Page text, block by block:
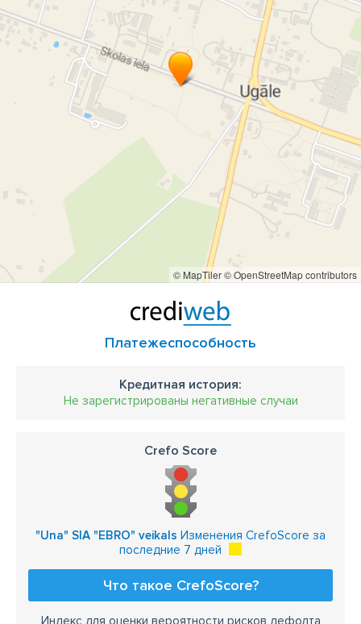
© MapTiler© OpenStreetMap contributors
Платежеспособность
Кредитная история:
Не зарегистрированы негативные случаи
Crefo Score
"Una" SIA "EBRO" veikals Изменения CrefoScore за
последние 7 дней
Что такое CrefoScore?
Индекс для оценки вероятности рисков дефолта